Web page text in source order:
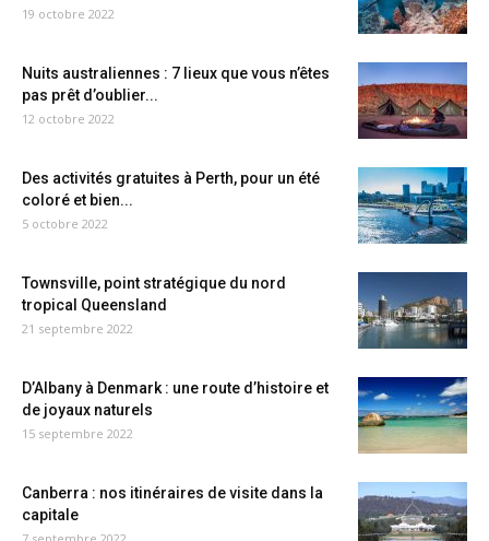
19 octobre 2022
Nuits australiennes : 7 lieux que vous n’êtes
pas prêt d’oublier...
12 octobre 2022
Des activités gratuites à Perth, pour un été
coloré et bien...
5 octobre 2022
Townsville, point stratégique du nord
tropical Queensland
21 septembre 2022
D’Albany à Denmark : une route d’histoire et
de joyaux naturels
15 septembre 2022
Canberra : nos itinéraires de visite dans la
capitale